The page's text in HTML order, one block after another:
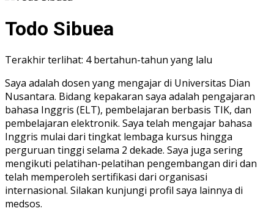
Todo Sibuea
Terakhir terlihat: 4 bertahun-tahun yang lalu
Saya adalah dosen yang mengajar di Universitas Dian
Nusantara. Bidang kepakaran saya adalah pengajaran
bahasa Inggris (ELT), pembelajaran berbasis TIK, dan
pembelajaran elektronik. Saya telah mengajar bahasa
Inggris mulai dari tingkat lembaga kursus hingga
perguruan tinggi selama 2 dekade. Saya juga sering
mengikuti pelatihan-pelatihan pengembangan diri dan
telah memperoleh sertifikasi dari organisasi
internasional. Silakan kunjungi profil saya lainnya di
medsos.